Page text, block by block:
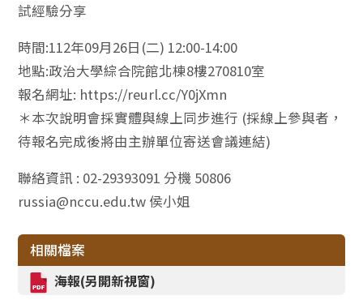
試經驗分享
時間:112年09月26日(二) 12:00-14:00
地點:政治大學綜合院館北棟8樓270810室
報名網址: https://reurl.cc/Y0jXmn
＊本次說明會採實體與線上同步進行 (採線上參與者，
待報名完成後將由主辦單位寄送會議連結)
聯絡資訊 : 02-29393091 分機 50806
russia@nccu.edu.tw 侯小姐
相關檔案
海報(另開新視窗)